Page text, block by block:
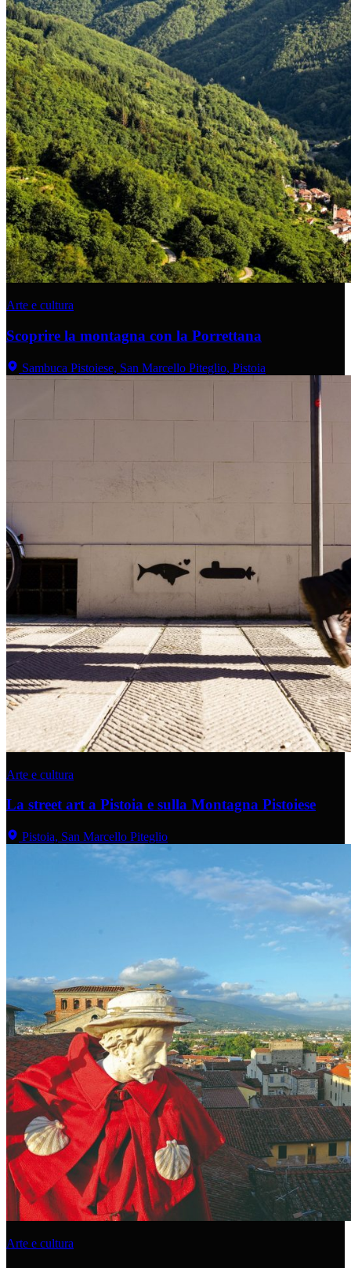
Arte e cultura
Scoprire la montagna con la Porrettana
Sambuca Pistoiese, San Marcello Piteglio, Pistoia
Arte e cultura
La street art a Pistoia e sulla Montagna Pistoiese
Pistoia, San Marcello Piteglio
Arte e cultura